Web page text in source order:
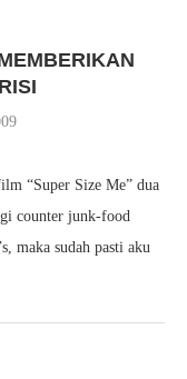
“Super Size Me” dua
counter junk-food
maka sudah pasti aku